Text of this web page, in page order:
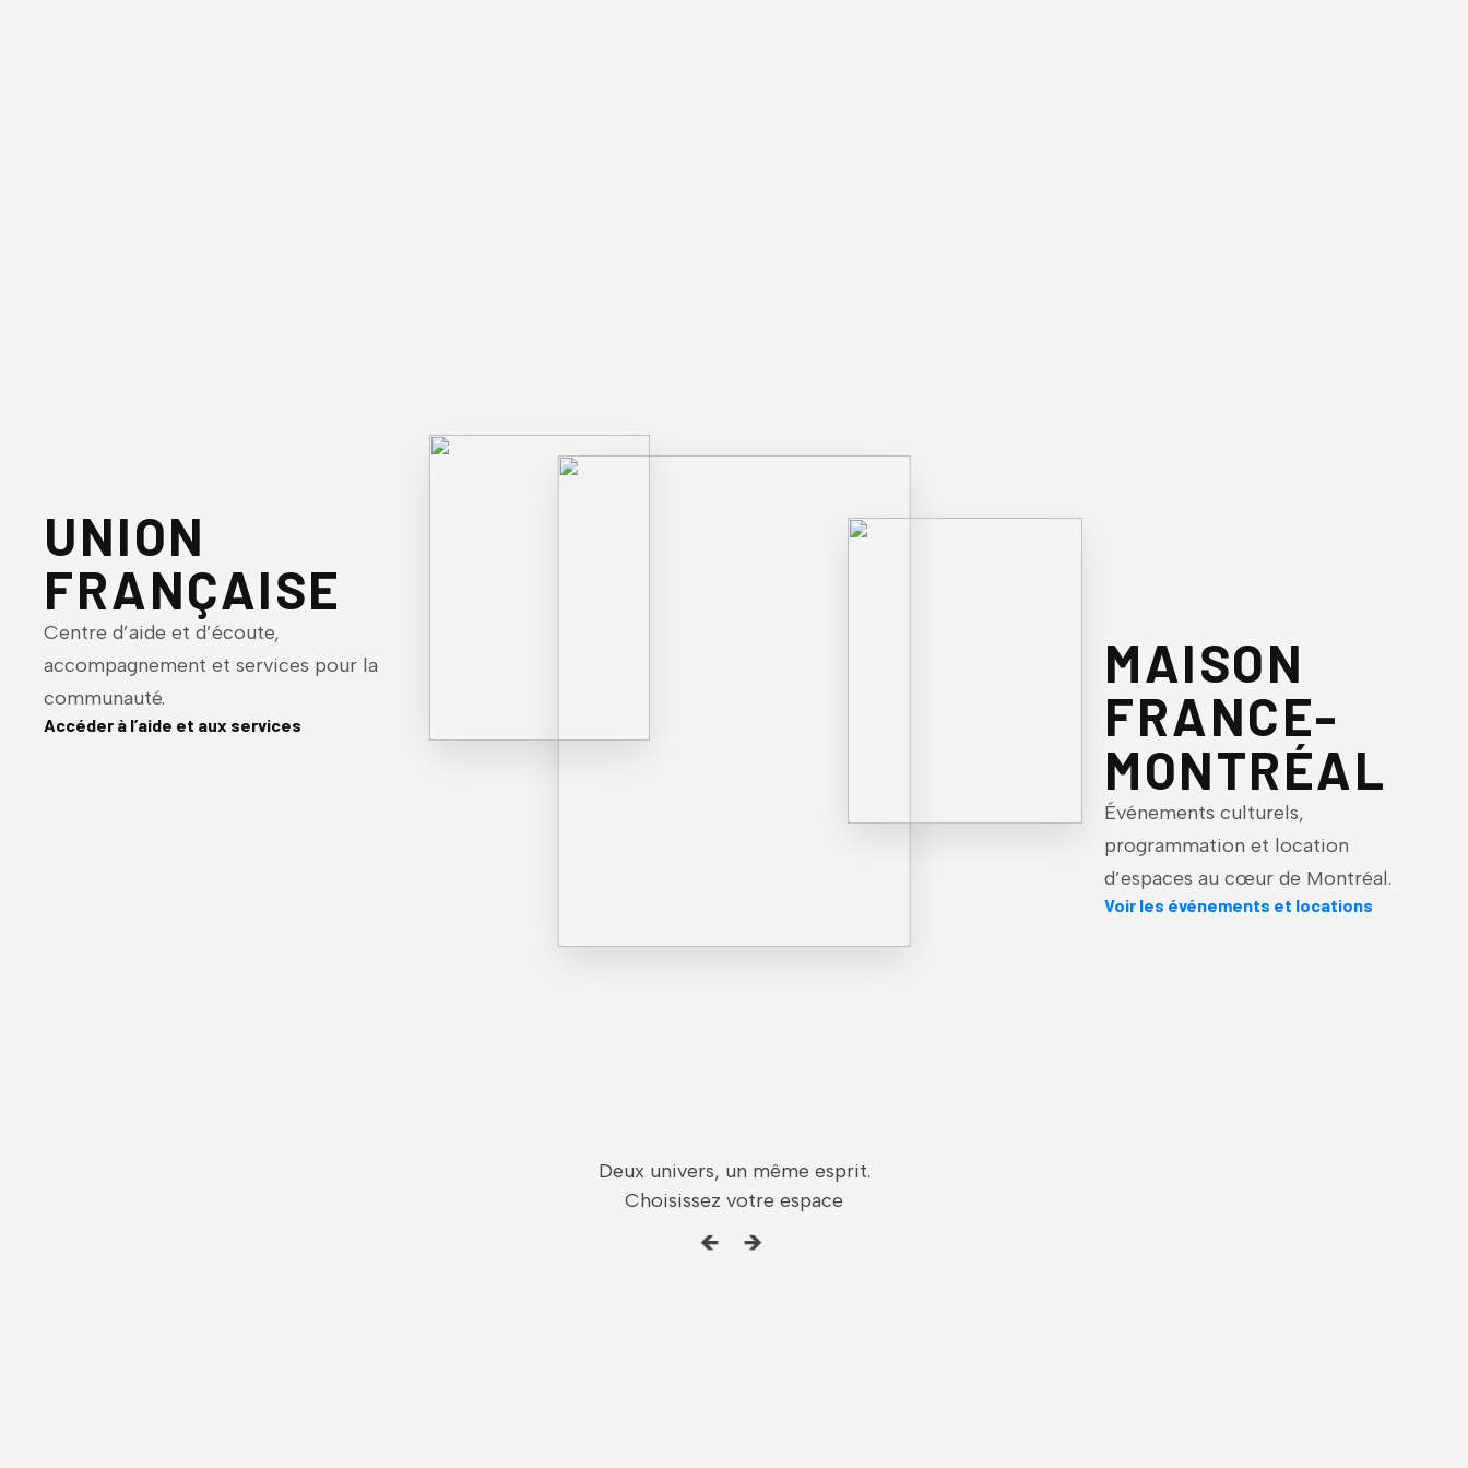
UNION
FRANÇAISE
Centre d’aide et d’écoute,
accompagnement et services pour la
communauté.
Accéder à l’aide et aux services
MAISON
FRANCE-
MONTRÉAL
Événements culturels,
programmation et location
d’espaces au cœur de Montréal.
Voir les événements et locations
Deux univers, un même esprit.
Choisissez votre espace
🡸 🡺